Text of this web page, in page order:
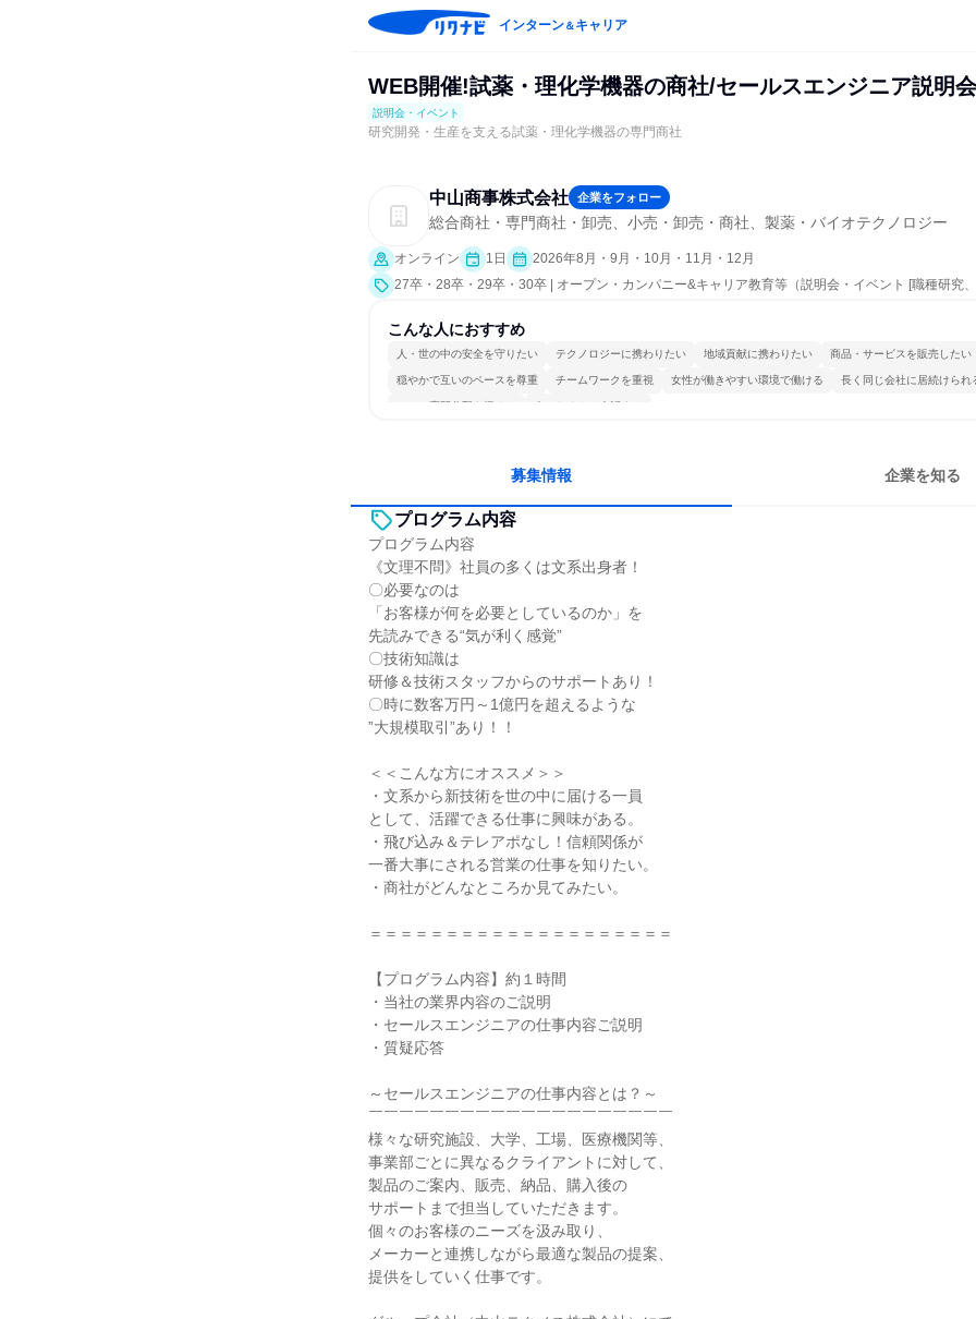
インターン＆キャリア
WEB開催!試薬・理化学機器の商社/セールスエンジニア説明会
説明会・イベント
研究開発・生産を支える試薬・理化学機器の専門商社
中山商事株式会社 企業をフォロー
総合商社・専門商社・卸売、小売・卸売・商社、製薬・バイオテクノロジー
オンライン 1日
2026年8月・9月・10月・11月・12月
27卒・28卒・29卒・30卒 | オープン・カンパニー&キャリア教育等（説明会・イベント [職種研究
こんな人におすすめ
人・世の中の安全を守りたい テクノロジーに携わりたい 地域貢献に携わりたい 商品・サービスを販売したい
穏やかで互いのペースを尊重 チームワークを重視 女性が働きやすい環境で働ける 長く同じ会社に居続けられ
一つの専門分野を極める 人とたくさん会話する
募集情報 企業を知る
プログラム内容
プログラム内容
《文理不問》社員の多くは文系出身者！
〇必要なのは
「お客様が何を必要としているのか」を
先読みできる“気が利く感覚”
〇技術知識は
研修＆技術スタッフからのサポートあり！
〇時に数客万円～1億円を超えるような
”大規模取引”あり！！
＜＜こんな方にオススメ＞＞
・文系から新技術を世の中に届ける一員
として、活躍できる仕事に興味がある。
・飛び込み＆テレアポなし！信頼関係が
一番大事にされる営業の仕事を知りたい。
・商社がどんなところか見てみたい。
＝＝＝＝＝＝＝＝＝＝＝＝＝＝＝＝＝＝＝＝
【プログラム内容】約１時間
・当社の業界内容のご説明
・セールスエンジニアの仕事内容ご説明
・質疑応答
～セールスエンジニアの仕事内容とは？～
￣￣￣￣￣￣￣￣￣￣￣￣￣￣￣￣￣￣￣￣
様々な研究施設、大学、工場、医療機関等、
事業部ごとに異なるクライアントに対して、
製品のご案内、販売、納品、購入後の
サポートまで担当していただきます。
個々のお客様のニーズを汲み取り、
メーカーと連携しながら最適な製品の提案、
提供をしていく仕事です。